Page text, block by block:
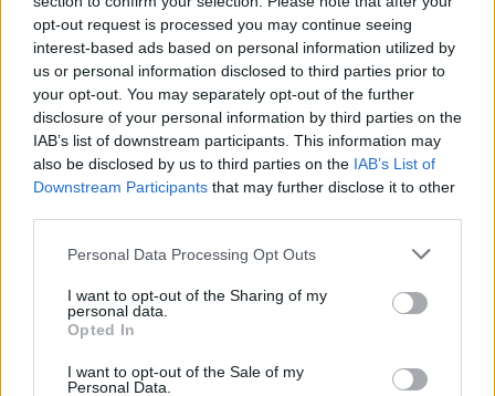
opt-out request is processed you may continue seeing
interest-based ads based on personal information utilized by
us or personal information disclosed to third parties prior to
your opt-out. You may separately opt-out of the further
disclosure of your personal information by third parties on the
IAB’s list of downstream participants. This information may
also be disclosed by us to third parties on the IAB’s List of
Downstream Participants that may further disclose it to other
Personal Data Processing Opt Outs
I want to opt-out of the Sharing of my
personal data.
Opted In
I want to opt-out of the Sale of my
Personal Data.
Por lo tanto, los expertos en el campo de la
electricidad suelen sugerir la instalación de
diferenciales superinmunizados en aquellas